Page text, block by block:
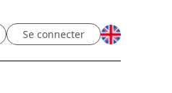
Se connecter